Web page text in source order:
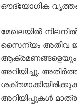
ഔദ്യോഗിക
മേഖലയിൽ
സൈന്യം അതീവ
ആക്രമണങ്ങളെയും
അറിയിച്ചു.
അറിയിപ്പുകൾ